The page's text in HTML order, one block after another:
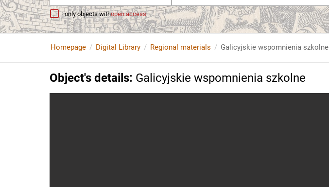
only objects withopen access
Homepage Digital Library Regional materials Galicyjskie wspomnienia szkolne
Object's details: Galicyjskie wspomnienia szkolne